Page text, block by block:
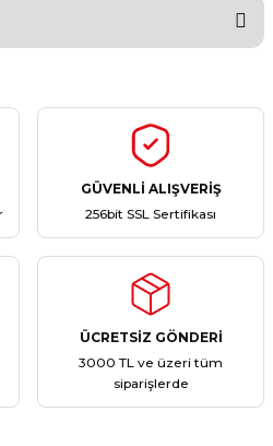
Yaz
soru sorulmamış.
GÜVENLİ ALIŞVERİŞ
256bit SSL Sertifikası
ÜCRETSİZ GÖNDERİ
3000 TL ve üzeri tüm
siparişlerde